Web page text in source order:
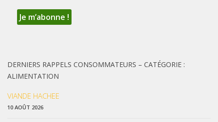
DERNIERS RAPPELS CONSOMMATEURS – CATÉGORIE :
ALIMENTATION
VIANDE HACHEE
10 AOÛT 2026